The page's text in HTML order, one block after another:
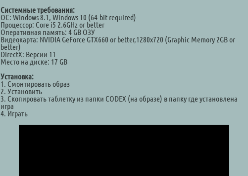
Системные требования:
ОС: Windows 8.1, Windows 10 (64-bit required)
Процессор: Core i5 2.6GHz or better
Оперативная память: 4 GB ОЗУ
Видеокарта: NVIDIA GeForce GTX660 or better,1280x720 (Graphic Memory 2GB or
better)
DirectX: Версии 11
Место на диске: 17 GB
Установка:
1. Смонтировать образ
2. Установить
3. Скопировать таблетку из папки CODEX (на образе) в папку где установлена
игра
4. Играть